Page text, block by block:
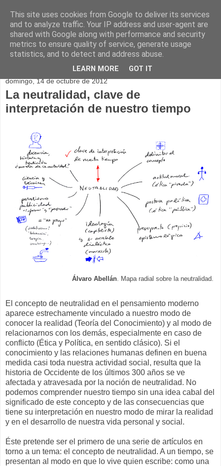
domingo, 14 de octubre de 2012
La neutralidad, clave de
interpretación de nuestro tiempo
Álvaro Abellán . Mapa radial sobre la neutralidad.
El concepto de neutralidad en el pensamiento moderno
aparece estrechamente vinculado a nuestro modo de
conocer la realidad (Teoría del Conocimiento) y al modo de
relacionarnos con los demás, especialmente en caso de
conflicto (Ética y Política, en sentido clásico). Si el
conocimiento y las relaciones humanas definen en buena
medida casi toda nuestra actividad social, resulta que la
historia de Occidente de los últimos 300 años se ve
afectada y atravesada por la noción de neutralidad. No
podemos comprender nuestro tiempo sin una idea cabal del
significado de este concepto y de las consecuencias que
tiene su interpretación en nuestro modo de mirar la realidad
y en el desarrollo de nuestra vida personal y social.
Éste pretende ser el primero de una serie de artículos en
torno a un tema: el concepto de neutralidad. A un tiempo, se
presentan al modo en que lo vive quien escribe: como una
This site uses cookies from Google to deliver its services
and to analyze traffic. Your IP address and user-agent are
shared with Google along with performance and security
metrics to ensure quality of service, generate usage
statistics, and to detect and address abuse.
LEARN MORE GOT IT